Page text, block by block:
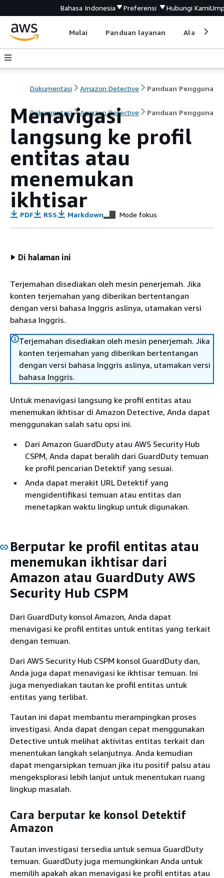
Bahasa Indonesia Preferensi Hubungi Kami
Mulai Panduan layanan Alat
Dokumentasi Amazon Detective Panduan Pengguna
Dokumentasi Amazon Detective Panduan Pengguna
Menavigasi
langsung ke profil
entitas atau
menemukan
ikhtisar
PDF RSS Markdown Mode fokus
Di halaman ini
Terjemahan disediakan oleh mesin penerjemah. Jika
konten terjemahan yang diberikan bertentangan
dengan versi bahasa Inggris aslinya, utamakan versi
bahasa Inggris.
Terjemahan disediakan oleh mesin penerjemah. Jika
konten terjemahan yang diberikan bertentangan
dengan versi bahasa Inggris aslinya, utamakan versi
bahasa Inggris.
Untuk menavigasi langsung ke profil entitas atau
menemukan ikhtisar di Amazon Detective, Anda dapat
menggunakan salah satu opsi ini.
Dari Amazon GuardDuty atau AWS Security Hub
CSPM, Anda dapat beralih dari GuardDuty temuan
ke profil pencarian Detektif yang sesuai.
Anda dapat merakit URL Detektif yang
mengidentifikasi temuan atau entitas dan
menetapkan waktu lingkup untuk digunakan.
Berputar ke profil entitas atau
menemukan ikhtisar dari
Amazon atau GuardDuty AWS
Security Hub CSPM
Dari GuardDuty konsol Amazon, Anda dapat
menavigasi ke profil entitas untuk entitas yang terkait
dengan temuan.
Dari AWS Security Hub CSPM konsol GuardDuty dan,
Anda juga dapat menavigasi ke ikhtisar temuan. Ini
juga menyediakan tautan ke profil entitas untuk
entitas yang terlibat.
Tautan ini dapat membantu merampingkan proses
investigasi. Anda dapat dengan cepat menggunakan
Detective untuk melihat aktivitas entitas terkait dan
menentukan langkah selanjutnya. Anda kemudian
dapat mengarsipkan temuan jika itu positif palsu atau
mengeksplorasi lebih lanjut untuk menentukan ruang
lingkup masalah.
Cara berputar ke konsol Detektif
Amazon
Tautan investigasi tersedia untuk semua GuardDuty
temuan. GuardDuty juga memungkinkan Anda untuk
memilih apakah akan menavigasi ke profil entitas atau